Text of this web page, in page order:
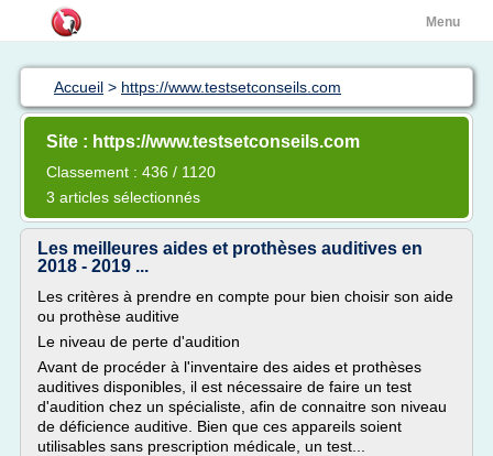
Menu
Accueil > https://www.testsetconseils.com
Site : https://www.testsetconseils.com
Classement : 436 / 1120
3 articles sélectionnés
Les meilleures aides et prothèses auditives en
2018 - 2019 ...
Les critères à prendre en compte pour bien choisir son aide
ou prothèse auditive
Le niveau de perte d'audition
Avant de procéder à l'inventaire des aides et prothèses
auditives disponibles, il est nécessaire de faire un test
d'audition chez un spécialiste, afin de connaitre son niveau
de déficience auditive. Bien que ces appareils soient
utilisables sans prescription médicale, un test...